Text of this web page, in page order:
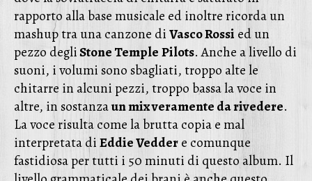
rapporto alla base musicale ed inoltre ricorda un
mashup tra una canzone diVasco Rossi ed un
pezzo degliStone TemplePilots. Anche a livello di
suoni, i volumi sono sbagliati, troppo alte le
chitarre in alcuni pezzi, troppo bassa la voce in
altre, in sostanzaun mix veramente da rivedere.
La voce risulta come la brutta copia e mal
interpretata diEddie Veddere comunque
fastidiosa per tutti i 50 minuti di questo album. Il